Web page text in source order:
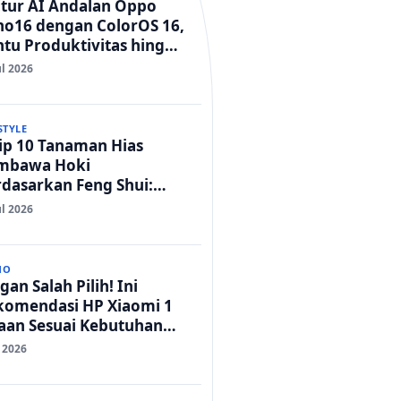
AI Andalan Oppo
dengan ColorOS 16,
Produktivitas hingga
Foto Lebih Praktis
2026
10 Tanaman Hias
Hoki
Feng Shui:
Adem dan Rezeki
2026
Salah Pilih! Ini
HP Xiaomi 1
Sesuai Kebutuhan